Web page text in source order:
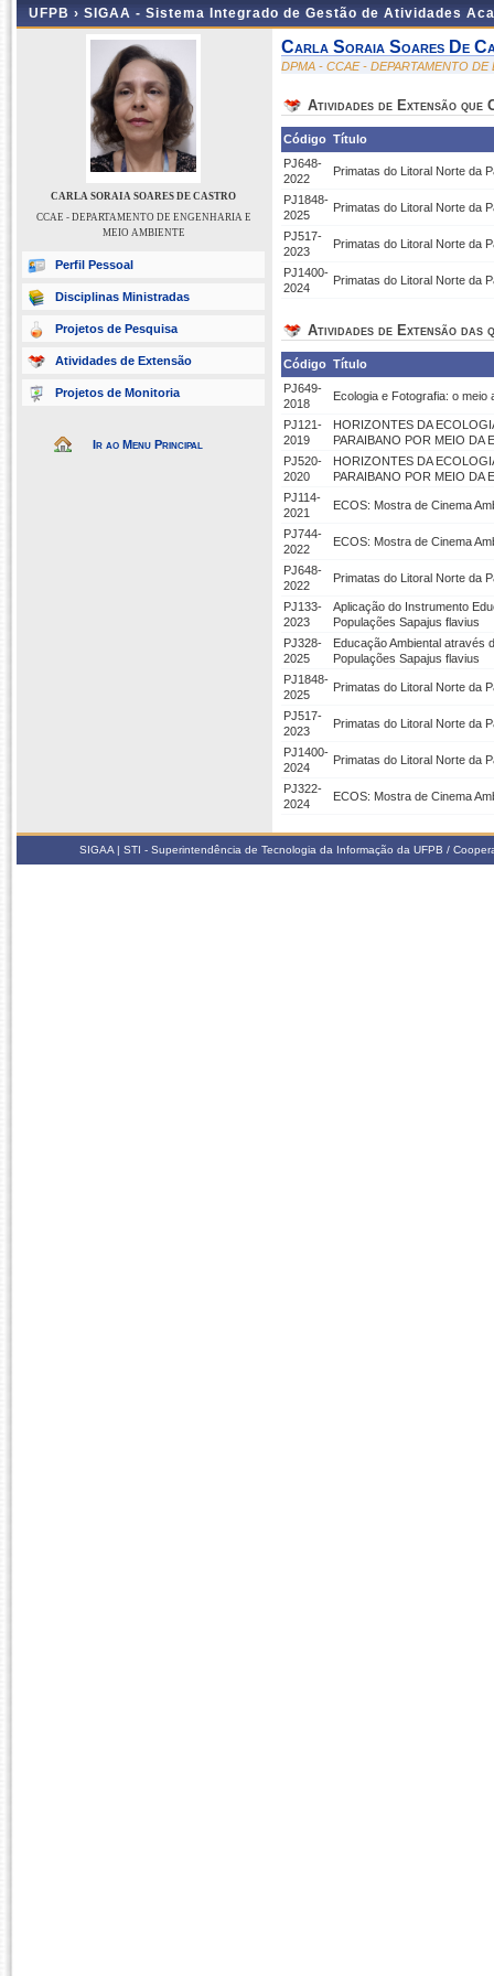
UFPB › SIGAA - Sistema Integrado de Gestão de Atividades
CARLA SORAIA SOARES DE CASTRO
CCAE - DEPARTAMENTO DE ENGENHARIA E
MEIO AMBIENTE
Perfil Pessoal
Disciplinas Ministradas
Projetos de Pesquisa
Atividades de Extensão
Projetos de Monitoria
Ir ao Menu Principal
Carla Soraia Soares De
DPMA - CCAE - DEPARTAMENTO
Atividades de Extensão que
Código Título
PJ648-
2022
Primatas do Litoral Norte da
PJ1848-
2025
Primatas do Litoral Norte da
PJ517-
2023
Primatas do Litoral Norte da
PJ1400-
2024
Primatas do Litoral Norte da
Atividades de Extensão das
Código Título
PJ649-
2018
Ecologia e Fotografia: o meio
PJ121-
2019
HORIZONTES DA
PARAIBANO POR MEIO DA
PJ520-
2020
HORIZONTES DA
PARAIBANO POR MEIO DA
PJ114-
2021
ECOS: Mostra de Cinema
PJ744-
2022
ECOS: Mostra de Cinema
PJ648-
2022
Primatas do Litoral Norte da
PJ133-
2023
Aplicação do Instrumento
Populações Sapajus flavius
PJ328-
2025
Educação Ambiental através
Populações Sapajus flavius
PJ1848-
2025
Primatas do Litoral Norte da
PJ517-
2023
Primatas do Litoral Norte da
PJ1400-
2024
Primatas do Litoral Norte da
PJ322-
2024
ECOS: Mostra de Cinema
SIGAA | STI - Superintendência de Tecnologia da Informação da UFPB /